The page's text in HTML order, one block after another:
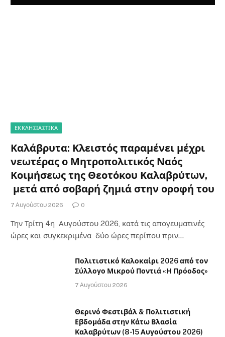
ΕΚΚΛΗΣΙΑΣΤΙΚΑ
Καλάβρυτα: Κλειστός παραμένει μέχρι
νεωτέρας ο Μητροπολιτικός Ναός
Κοιμήσεως της Θεοτόκου Καλαβρύτων,
μετά από σοβαρή ζημιά στην οροφή του
7 Αυγούστου 2026 0
Την Τρίτη 4η Αυγούστου 2026, κατά τις απογευματινές
ώρες και συγκεκριμένα δύο ώρες περίπου πριν…
Πολιτιστικό Καλοκαίρι 2026 από τον
Σύλλογο Μικρού Ποντιά «Η Πρόοδος»
7 Αυγούστου 2026
Θερινό Φεστιβάλ & Πολιτιστική
Εβδομάδα στην Κάτω Βλασία
Καλαβρύτων (8-15 Αυγούστου 2026)